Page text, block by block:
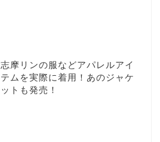
志摩リンの服などアパレルアイ
テムを実際に着用！あのジャケ
ットも発売！